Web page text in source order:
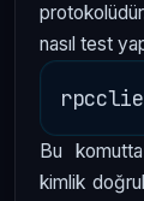
nasıl test
Bu komutta
kimlik